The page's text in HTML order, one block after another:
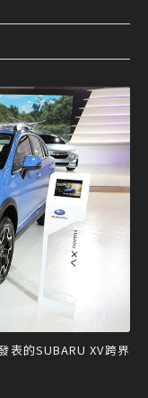
表的SUBARU XV跨界